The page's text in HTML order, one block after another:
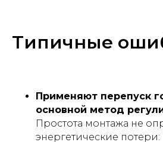
Типичные
Применяют перепуск
основной метод
Простота монтажа не
энергетические потери: